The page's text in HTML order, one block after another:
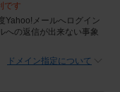
です
Yahoo!メールへログイン
への返信が出来ない事象
ドメイン指定について